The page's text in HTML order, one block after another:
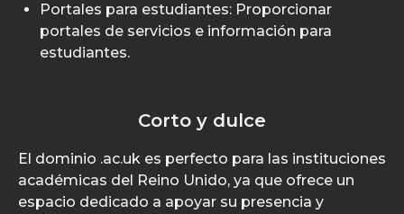
Portales para estudiantes: Proporcionar
portales de servicios e información para
estudiantes.
Corto y dulce
El dominio .ac.uk es perfecto para las instituciones
académicas del Reino Unido, ya que ofrece un
espacio dedicado a apoyar su presencia y